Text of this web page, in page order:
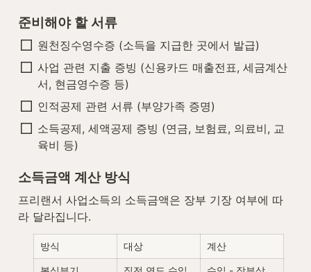
준비해야 할 서류
원천징수영수증 (소득을 지급한 곳에서 발급)
사업 관련 지출 증빙 (신용카드 매출전표, 세금계산
서, 현금영수증 등)
인적공제 관련 서류 (부양가족 증명)
소득공제, 세액공제 증빙 (연금, 보험료, 의료비, 교
육비 등)
소득금액 계산 방식
프리랜서 사업소득의 소득금액은 장부 기장 여부에 따
라 달라집니다.
방식 대상 계산